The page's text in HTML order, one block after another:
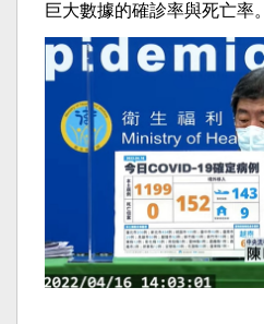
巨大數據的確診率與死亡率。